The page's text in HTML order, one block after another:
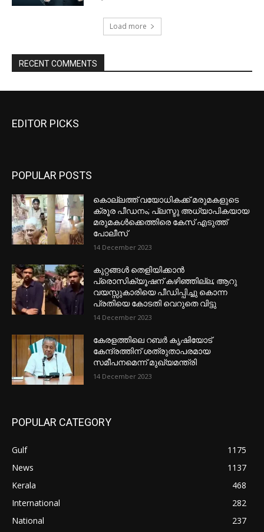
EDITOR PICKS
POPULAR POSTS
കൊല്ലത്ത് വയോധികക്ക് മരുമകളുടെ
ക്രൂര പീഡനം; പ്ലസ്ടു അധ്യാപികയായ
മരുമകൾക്കെത്തിരെ കേസ് എടുത്ത്
പോലീസ്
14 December 2023
കുറ്റങ്ങൾ തെളിയിക്കാൻ
പ്രൊസിക്യൂഷന് കഴിഞ്ഞില്ല; ആറു
വയസ്സുകാരിയെ പീഡിപ്പിച്ചു കൊന്ന
പ്രതിയെ കോടതി വെറുതെ വിട്ടു
14 December 2023
കേരളത്തിലെ റബർ കൃഷിയോട്
കേന്ദ്രത്തിന് ശത്രുതാപരമായ
സമീപനമെന്ന് മുഖ്യമന്ത്രി
14 December 2023
POPULAR CATEGORY
Gulf
1175
News
1137
Kerala
468
International
282
National
237